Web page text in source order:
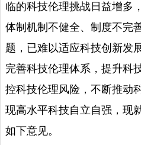
临的科技伦理挑战日益增多
体制机制不健全、制度不完
题，已难以适应科技创新发
完善科技伦理体系，提升科
控科技伦理风险，不断推动
现高水平科技自立自强，现
如下意见。